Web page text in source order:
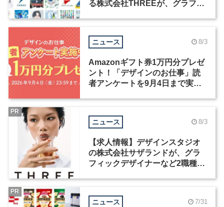
る株式会社THREEが、グラフィ
ニュース 8/3
Amazonギフト券1万円分プレゼ
ント！「デザインのお仕事」読
者アンケートを9月4日まで実施
ニュース 8/3
【求人情報】デザインスタジオ
の株式会社サザランドが、グラ
フィックデザイナーなど2職種を
PR
ニュース 7/31
PR